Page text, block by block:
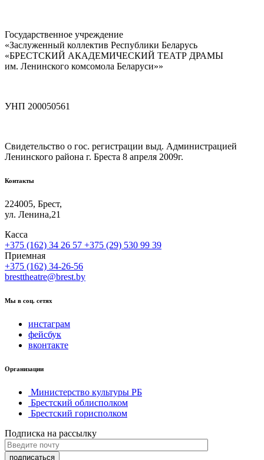
Государственное учреждение
«Заслуженный коллектив Республики Беларусь
«БРЕСТСКИЙ АКАДЕМИЧЕСКИЙ ТЕАТР ДРАМЫ
им. Ленинского комсомола Беларуси»»
УНП 200050561
Свидетельство о гос. регистрации выд. Администрацией
Ленинского района г. Бреста 8 апреля 2009г.
Контакты
224005, Брест,
ул. Ленина,21
Касса
+375 (162) 34 26 57 +375 (29) 530 99 39
Приемная
+375 (162) 34-26-56
bresttheatre@brest.by
Мы в соц. сетях
инстаграм
фейсбук
вконтакте
Организации
Министерство культуры РБ
Брестский облисполком
Брестский горисполком
Подписка на рассылку